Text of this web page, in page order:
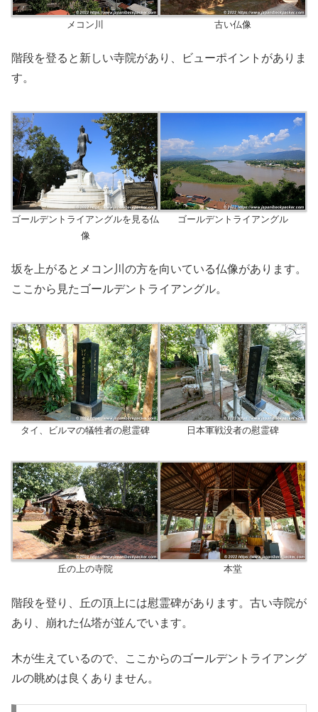
メコン川 古い仏像
階段を登ると新しい寺院があり、ビューポイントがありま
す。
ゴールデントライアングルを見る仏
像
ゴールデントライアングル
坂を上がるとメコン川の方を向いている仏像があります。
ここから見たゴールデントライアングル。
タイ、ビルマの犠牲者の慰霊碑 日本軍戦没者の慰霊碑
丘の上の寺院 本堂
階段を登り、丘の頂上には慰霊碑があります。古い寺院が
あり、崩れた仏塔が並んでいます。
木が生えているので、ここからのゴールデントライアング
ルの眺めは良くありません。